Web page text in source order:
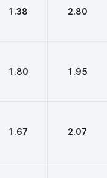
1.38 2.80
1.80 1.95
1.67 2.07